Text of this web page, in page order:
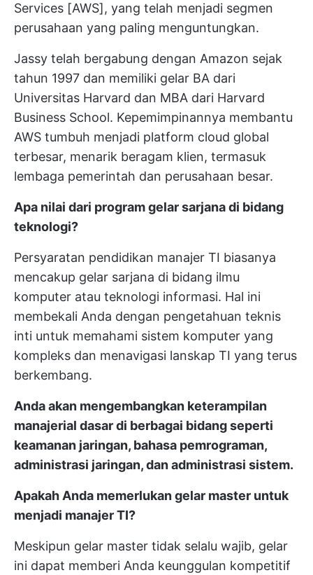
Services [AWS], yang telah menjadi segmen
perusahaan yang paling menguntungkan.
Jassy telah bergabung dengan Amazon sejak
tahun 1997 dan memiliki gelar BA dari
Universitas Harvard dan MBA dari Harvard
Business School. Kepemimpinannya membantu
AWS tumbuh menjadi platform cloud global
terbesar, menarik beragam klien, termasuk
lembaga pemerintah dan perusahaan besar.
Apa nilai dari program gelar sarjana di bidang
teknologi?
Persyaratan pendidikan manajer TI biasanya
mencakup gelar sarjana di bidang ilmu
komputer atau teknologi informasi. Hal ini
membekali Anda dengan pengetahuan teknis
inti untuk memahami sistem komputer yang
kompleks dan menavigasi lanskap TI yang terus
berkembang.
Anda akan mengembangkan keterampilan
manajerial dasar di berbagai bidang seperti
keamanan jaringan, bahasa pemrograman,
administrasi jaringan, dan administrasi sistem.
Apakah Anda memerlukan gelar master untuk
menjadi manajer TI?
Meskipun gelar master tidak selalu wajib, gelar
ini dapat memberi Anda keunggulan kompetitif